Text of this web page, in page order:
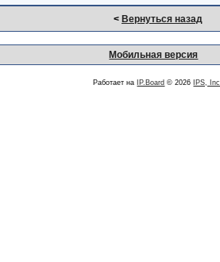
< Вернуться назад
Мобильная версия
Работает на IP.Board © 2026 IPS, Inc.